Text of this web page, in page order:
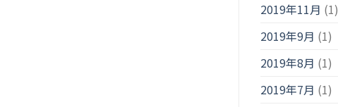
2019年11月 (1)
2019年9月 (1)
2019年8月 (1)
2019年7月 (1)